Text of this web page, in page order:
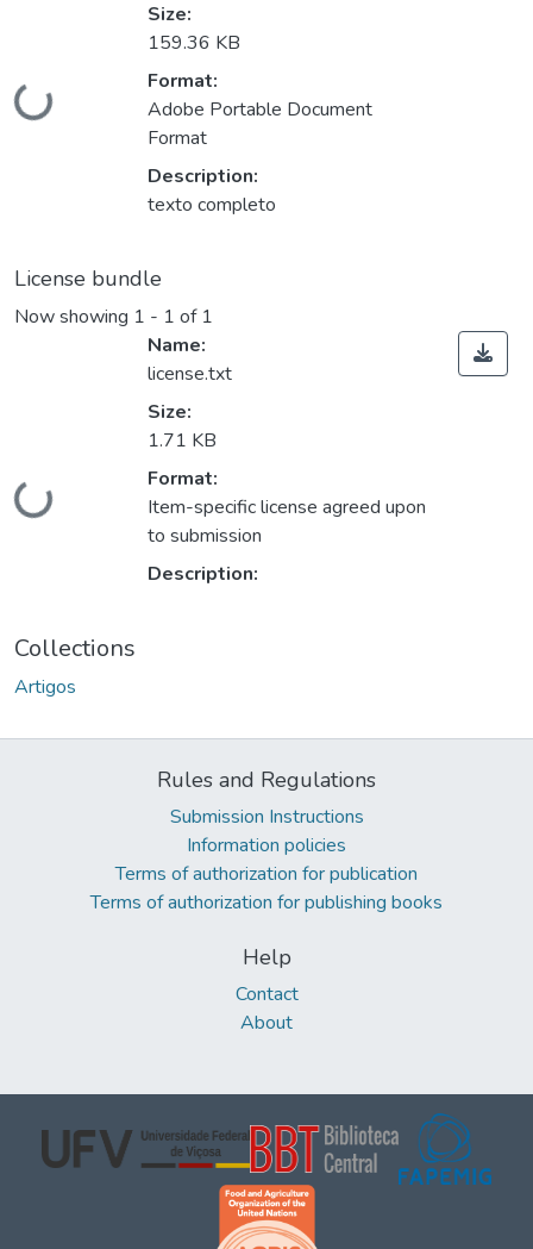
Loading...
Size:
159.36 KB
Format:
Adobe Portable Document
Format
Description:
texto completo
License bundle
Now showing 1 - 1 of 1
Loading...
Name:
license.txt
Size:
1.71 KB
Format:
Item-specific license agreed upon
to submission
Description:
Collections
Artigos
Rules and Regulations
Submission Instructions
Information policies
Terms of authorization for publication
Terms of authorization for publishing books
Help
Contact
About